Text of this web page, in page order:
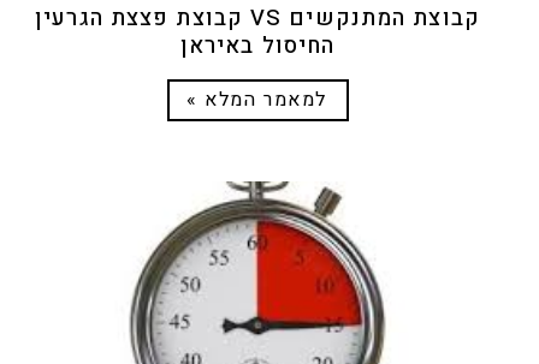
קבוצת המתנקשים VS קבוצת פצצת הגרעין
החיסול באיראן
למאמר המלא »